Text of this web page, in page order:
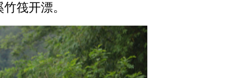
筏开漂。